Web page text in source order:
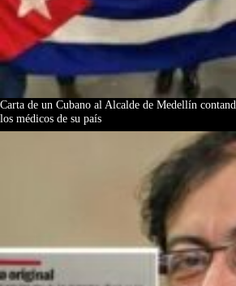
Carta de un Cubano al Alcalde de Medellín
los médicos de su país